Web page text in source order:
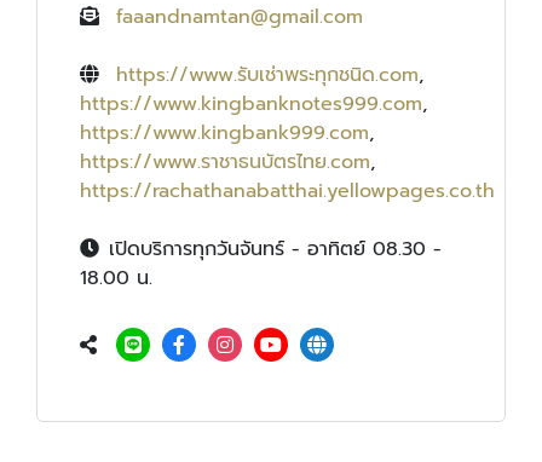
faaandnamtan@gmail.com
https://www.รับเช่าพระทุกชนิด.com,
https://www.kingbanknotes999.com,
https://www.kingbank999.com,
https://www.ราชาธนบัตรไทย.com,
https://rachathanabatthai.yellowpages.co.th
เปิดบริการทุกวันจันทร์ - อาทิตย์ 08.30 -
18.00 น.